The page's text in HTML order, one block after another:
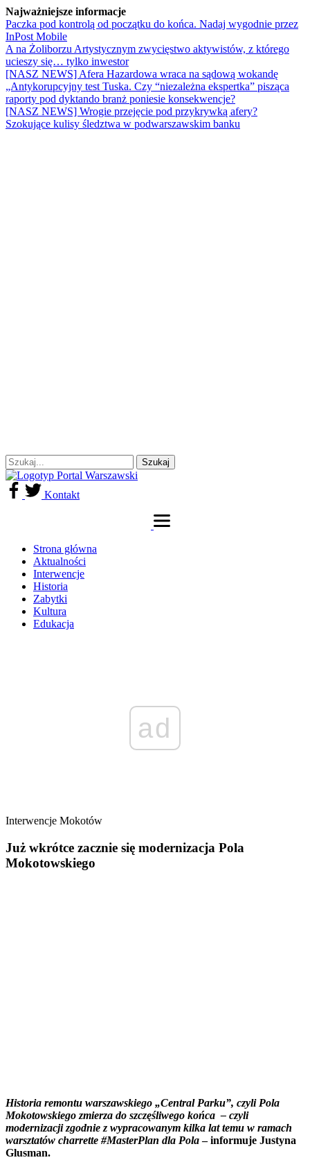
Najważniejsze informacje
Paczka pod kontrolą od początku do końca. Nadaj wygodnie przez
InPost Mobile
A na Żoliborzu Artystycznym zwycięstwo aktywistów, z którego
ucieszy się… tylko inwestor
[NASZ NEWS] Afera Hazardowa wraca na sądową wokandę
„Antykorupcyjny test Tuska. Czy “niezależna ekspertka” pisząca
raporty pod dyktando branż poniesie konsekwencje?
[NASZ NEWS] Wrogie przejęcie pod przykrywką afery?
Szokujące kulisy śledztwa w podwarszawskim banku
Kontakt
Strona główna
Aktualności
Interwencje
Historia
Zabytki
Kultura
Edukacja
ad
Interwencje Mokotów
Już wkrótce zacznie się modernizacja Pola
Mokotowskiego
Historia remontu warszawskiego „Central Parku”, czyli Pola
Mokotowskiego zmierza do szczęśliwego końca – czyli
modernizacji zgodnie z wypracowanym kilka lat temu w ramach
warsztatów charrette #MasterPlan dla Pola– informuje Justyna
Glusman.